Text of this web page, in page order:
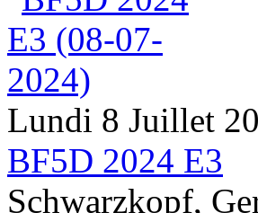
Lundi 8 Juillet
BF5D 2024 E3
Schwarzkopf,